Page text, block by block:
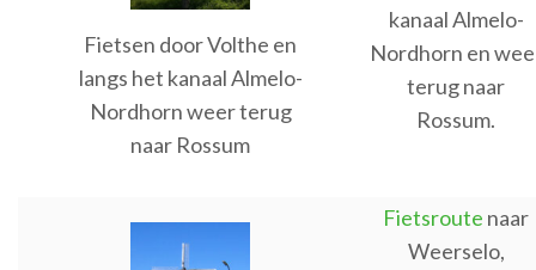
Fietsen door Volthe en
langs het kanaal Almelo-
Nordhorn weer terug
naar Rossum
kanaal Almelo-
Nordhorn en
terug naar
Rossum.
Fietsroute naar
Weerselo,